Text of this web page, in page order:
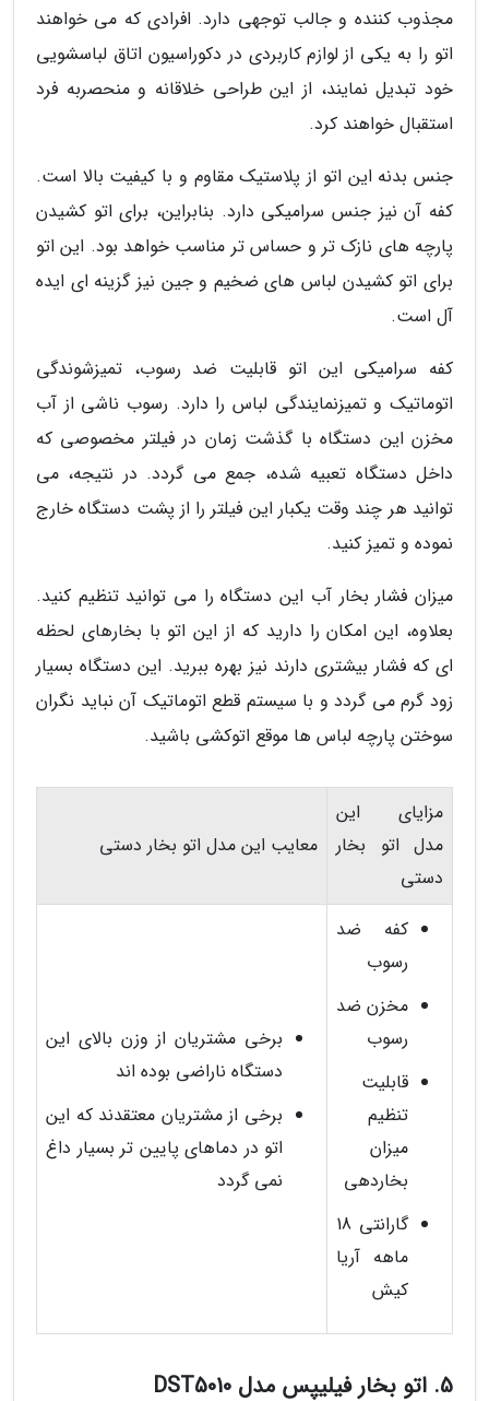
مجذوب کننده و جالب توجهی دارد. افرادی که می خواهند
اتو را به یکی از لوازم کاربردی در دکوراسیون اتاق لباسشویی
خود تبدیل نمایند، از این طراحی خلاقانه و منحصربه فرد
استقبال خواهند کرد.
جنس بدنه این اتو از پلاستیک مقاوم و با کیفیت بالا است.
کفه آن نیز جنس سرامیکی دارد. بنابراین، برای اتو کشیدن
پارچه های نازک تر و حساس تر مناسب خواهد بود. این اتو
برای اتو کشیدن لباس های ضخیم و جین نیز گزینه ای ایده
آل است.
کفه سرامیکی این اتو قابلیت ضد رسوب، تمیزشوندگی
اتوماتیک و تمیزنمایندگی لباس را دارد. رسوب ناشی از آب
مخزن این دستگاه با گذشت زمان در فیلتر مخصوصی که
داخل دستگاه تعبیه شده، جمع می گردد. در نتیجه، می
توانید هر چند وقت یکبار این فیلتر را از پشت دستگاه خارج
نموده و تمیز کنید.
میزان فشار بخار آب این دستگاه را می توانید تنظیم کنید.
بعلاوه، این امکان را دارید که از این اتو با بخارهای لحظه
ای که فشار بیشتری دارند نیز بهره ببرید. این دستگاه بسیار
زود گرم می گردد و با سیستم قطع اتوماتیک آن نباید نگران
سوختن پارچه لباس ها موقع اتوکشی باشید.
مزایای این
مدل اتو بخار
دستی
معایب این مدل اتو بخار دستی
کفه ضد
رسوب
مخزن ضد
رسوب
قابلیت
تنظیم
میزان
بخاردهی
گارانتی 18
ماهه آریا
کیش
برخی مشتریان از وزن بالای این
دستگاه ناراضی بوده اند
برخی از مشتریان معتقدند که این
اتو در دماهای پایین تر بسیار داغ
نمی گردد
5. اتو بخار فیلیپس مدل DST5010